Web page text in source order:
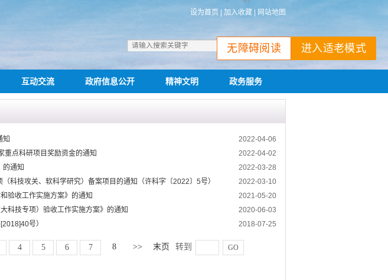
设为首页 加入收藏 网站地图
进入适老模式
无障碍阅读
搜索
互动交流 政府信息公开 精神文明 政务服务
知
2022-04-06
重点科研项目奖励资金的通知
2022-04-02
的通知
2022-03-28
科技攻关、软科学研究）备案项目的通知（许科字〔2022〕5号）
2022-03-10
验收工作实施方案》的通知
2021-05-20
科技专项）验收工作实施方案》的通知
2020-06-03
号）
2018-07-25
4 5 6 7 8 >> 末页 转到 GO